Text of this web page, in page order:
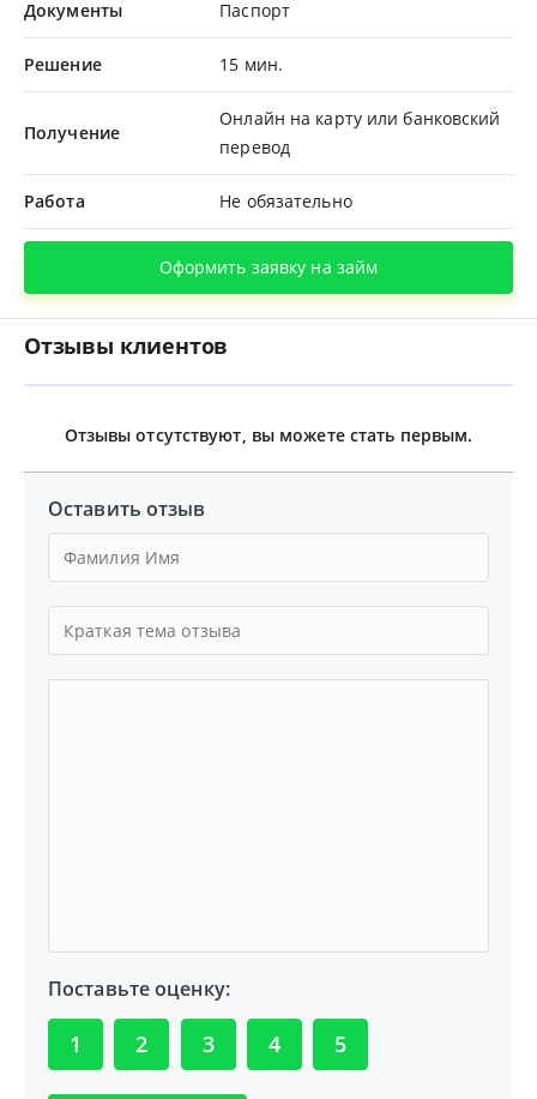
Документы Паспорт
Решение 15 мин.
Получение
Онлайн на карту или банковский
перевод
Работа Не обязательно
Оформить заявку на займ
Отзывы клиентов
Отзывы отсутствуют, вы можете стать первым.
Оставить отзыв
Поставьте оценку:
1 2 3 4 5